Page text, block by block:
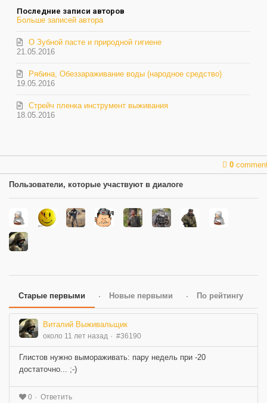
автора
Последние записи авторов
Больше записей автора
21.05.2016
О Зубной пасте и природной гигиене
19.05.2016
Рябина, Обеззараживание воды (народное средство)
18.05.2016
Стрейч пленка инструмент выживания
0
Пользователи, которые участвуют в диалоге
Старые первыми Новые первыми По рейтингу
Виталий Выживальщик
около 11 лет назад #36190
Глистов нужно вымораживать: пару недель при -20
достаточно... ;-)
0 Ответить